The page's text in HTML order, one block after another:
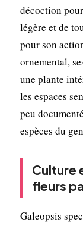
décoction
légère et de
pour son
ornemental,
une plante
les espaces
peu
espèces du
Culture
fleurs
Galeopsis